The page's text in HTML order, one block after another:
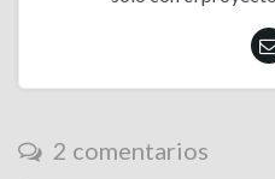
2 comentarios